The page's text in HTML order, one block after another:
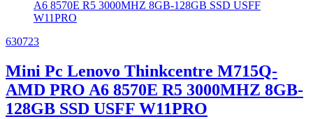
630723
Mini Pc Lenovo Thinkcentre M715Q-
AMD PRO A6 8570E R5 3000MHZ 8GB-
128GB SSD USFF W11PRO